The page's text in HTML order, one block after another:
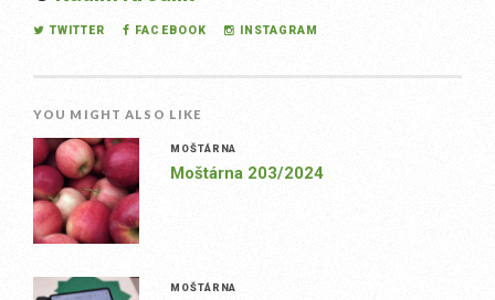
TWITTER FACEBOOK INSTAGRAM
YOU MIGHT ALSO LIKE
MOŠTÁRNA
Moštárna 203/2024
MOŠTÁRNA